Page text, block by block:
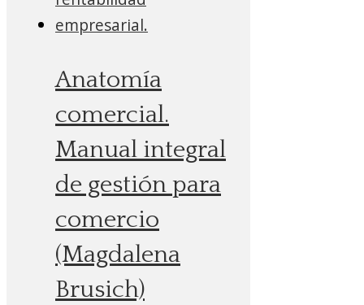
Anatomía
comercial.
Manual integral
de gestión para
comercio
(Magdalena
Brusich)